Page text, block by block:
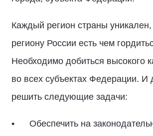
Каждый регион страны
региону России есть чем
Необходимо добиться высокого
во всех субъектах Федерации. И
решить следующие задачи:
Обеспечить на